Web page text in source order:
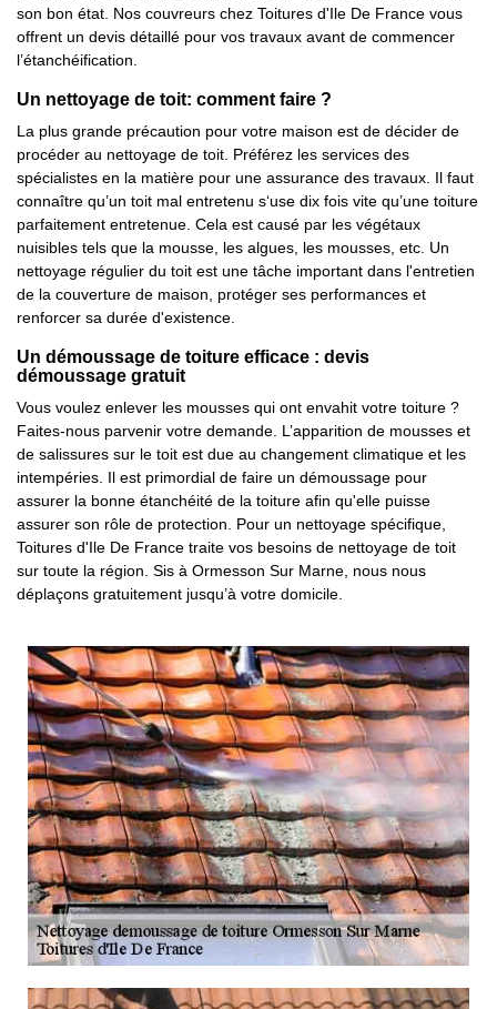
son bon état. Nos couvreurs chez Toitures d'Ile De France vous
offrent un devis détaillé pour vos travaux avant de commencer
l’étanchéification.
Un nettoyage de toit: comment faire ?
La plus grande précaution pour votre maison est de décider de
procéder au nettoyage de toit. Préférez les services des
spécialistes en la matière pour une assurance des travaux. Il faut
connaître qu’un toit mal entretenu s‘use dix fois vite qu’une toiture
parfaitement entretenue. Cela est causé par les végétaux
nuisibles tels que la mousse, les algues, les mousses, etc. Un
nettoyage régulier du toit est une tâche important dans l'entretien
de la couverture de maison, protéger ses performances et
renforcer sa durée d'existence.
Un démoussage de toiture efficace : devis
démoussage gratuit
Vous voulez enlever les mousses qui ont envahit votre toiture ?
Faites-nous parvenir votre demande. L’apparition de mousses et
de salissures sur le toit est due au changement climatique et les
intempéries. Il est primordial de faire un démoussage pour
assurer la bonne étanchéité de la toiture afin qu'elle puisse
assurer son rôle de protection. Pour un nettoyage spécifique,
Toitures d'Ile De France traite vos besoins de nettoyage de toit
sur toute la région. Sis à Ormesson Sur Marne, nous nous
déplaçons gratuitement jusqu’à votre domicile.